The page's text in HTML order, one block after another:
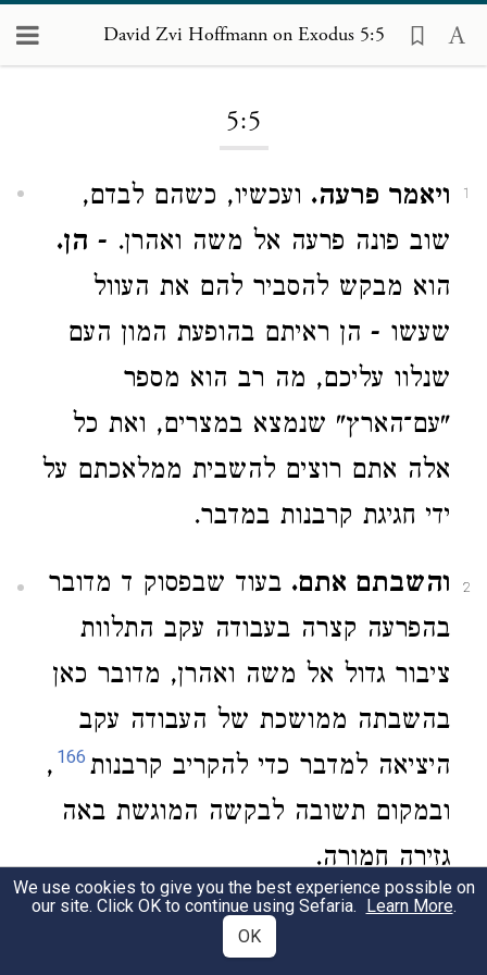
David Zvi Hoffmann on Exodus 5:5
5:5
1 ויאמר פרעה. ועכשיו, כשהם לבדם,
שוב פונה פרעה אל משה ואהרן. - הן.
הוא מבקש להסביר להם את העוול
שעשו - הן ראיתם בהופעת המון העם
שנלוו עליכם, מה רב הוא מספר
"עם־הארץ" שנמצא במצרים, ואת כל
אלה אתם רוצים להשבית ממלאכתם על
ידי חגיגת קרבנות במדבר.
2 והשבתם אתם. בעוד שבפסוק ד מדובר
בהפרעה קצרה בעבודה עקב התלוות
ציבור גדול אל משה ואהרן, מדובר כאן
בהשבתה ממושכת של העבודה עקב
היציאה למדבר כדי להקריב קרבנות 166
,
ובמקום תשובה לבקשה המוגשת באה
גזירה חמורה.
5:6
We use cookies to give you the best experience possible on
our site. Click OK to continue using Sefaria. Learn More.
OK